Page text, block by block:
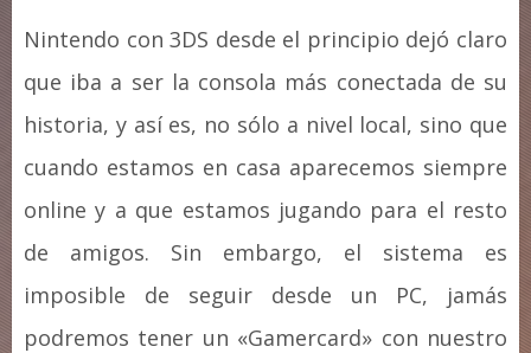
Nintendo con 3DS desde el principio dejó claro
que iba a ser la consola más conectada de su
historia, y así es, no sólo a nivel local, sino que
cuando estamos en casa aparecemos siempre
online y a que estamos jugando para el resto
de amigos. Sin embargo, el sistema es
imposible de seguir desde un PC, jamás
podremos tener un «Gamercard» con nuestro